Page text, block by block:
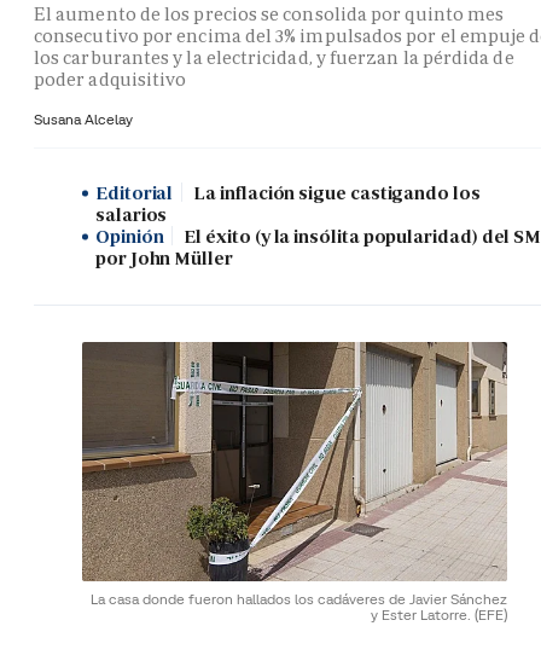
El aumento de los precios se consolida por quinto mes
consecutivo por encima del 3% impulsados por el empuje
los carburantes y la electricidad, y fuerzan la pérdida de
poder adquisitivo
Susana Alcelay
Editorial
La inflación sigue castigando los
salarios
Opinión
El éxito (y la insólita popularidad) del
por John Müller
La casa donde fueron hallados los cadáveres de Javier Sánchez
y Ester Latorre. (EFE)